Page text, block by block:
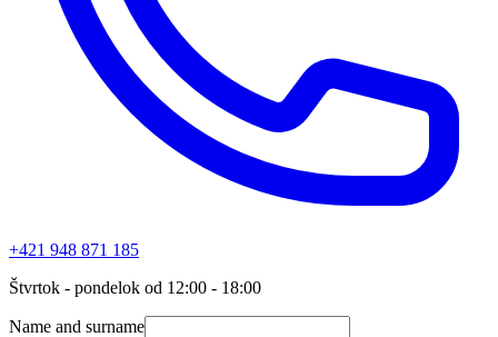
+421 948 871 185
Štvrtok - pondelok od 12:00 - 18:00
Name and surname